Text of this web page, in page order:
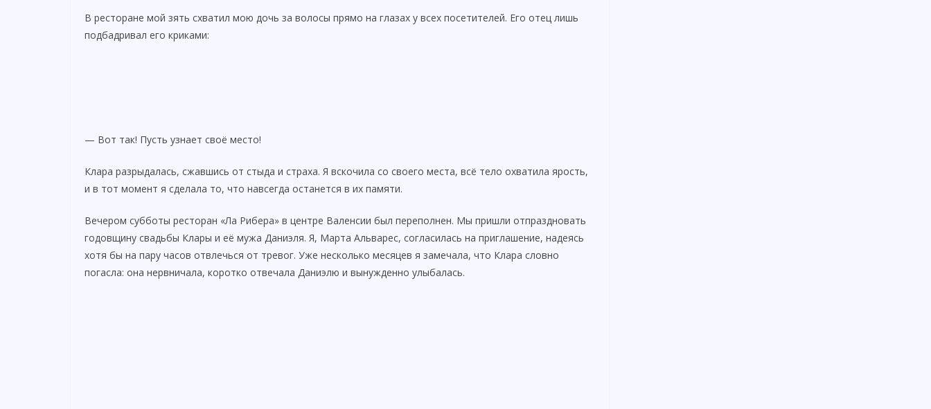
В ресторане мой зять схватил мою дочь за волосы прямо на глазах у всех посетителей. Его отец лишь
подбадривал его криками:
— Вот так! Пусть узнает своё место!
Клара разрыдалась, сжавшись от стыда и страха. Я вскочила со своего места, всё тело охватила ярость,
и в тот момент я сделала то, что навсегда останется в их памяти.
Вечером субботы ресторан «Ла Рибера» в центре Валенсии был переполнен. Мы пришли отпраздновать
годовщину свадьбы Клары и её мужа Даниэля. Я, Марта Альварес, согласилась на приглашение, надеясь
хотя бы на пару часов отвлечься от тревог. Уже несколько месяцев я замечала, что Клара словно
погасла: она нервничала, коротко отвечала Даниэлю и вынужденно улыбалась.